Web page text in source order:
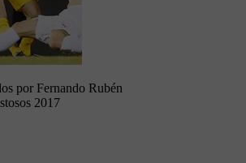
por Fernando Rubén
2017